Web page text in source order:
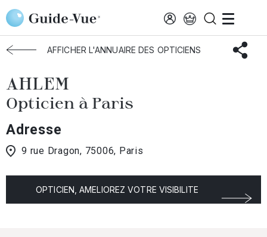
Aller au contenu principal
Accueil Choisir mon opticien AHLEM
AFFICHER L'ANNUAIRE DES OPTICIENS
AHLEM
Opticien à Paris
Adresse
9 rue Dragon, 75006, Paris
OPTICIEN, AMELIOREZ VOTRE VISIBILITE